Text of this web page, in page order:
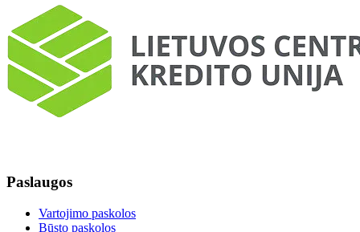
Paslaugos
Vartojimo paskolos
Būsto paskolos